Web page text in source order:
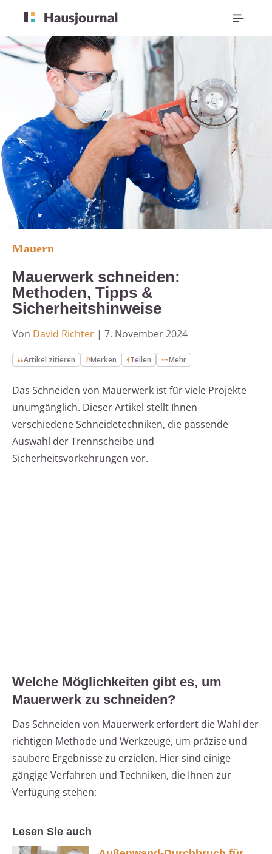
Mauern
Mauerwerk schneiden:
Methoden, Tipps &
Sicherheitshinweise
Von David Richter | 7. November 2024
Artikel zitieren Merken Teilen Mehr
Das Schneiden von Mauerwerk ist für viele Projekte
unumgänglich. Dieser Artikel stellt Ihnen
verschiedene Schneidetechniken, die passende
Auswahl der Trennscheibe und
Sicherheitsvorkehrungen vor.
Welche Möglichkeiten gibt es, um
Mauerwerk zu schneiden?
Das Schneiden von Mauerwerk erfordert die Wahl der
richtigen Methode und Werkzeuge, um präzise und
saubere Ergebnisse zu erzielen. Hier sind einige
gängige Verfahren und Techniken, die Ihnen zur
Verfügung stehen:
Lesen Sie auch